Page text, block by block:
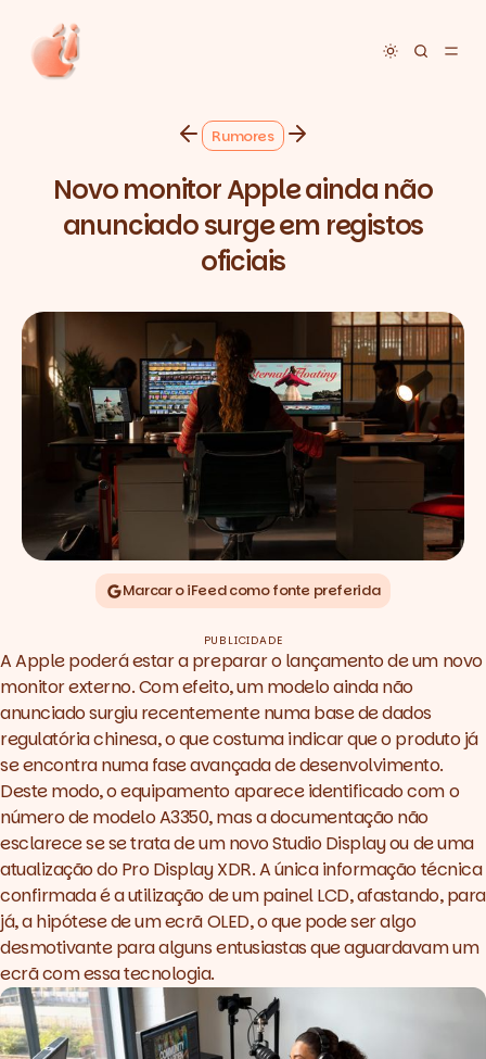
Toggle
Rumores
Novo monitor Apple ainda não
anunciado surge em registos
oficiais
Marcar o iFeed como fonte preferida
PUBLICIDADE
A Apple poderá estar a preparar o lançamento de um novo
monitor externo. Com efeito, um modelo ainda não
anunciado surgiu recentemente numa base de dados
regulatória chinesa, o que costuma indicar que o produto já
se encontra numa fase avançada de desenvolvimento.
Deste modo, o equipamento aparece identificado com o
número de modelo A3350, mas a documentação não
esclarece se se trata de um novo Studio Display ou de uma
atualização do Pro Display XDR. A única informação técnica
confirmada é a utilização de um painel LCD, afastando, para
já, a hipótese de um ecrã OLED, o que pode ser algo
desmotivante para alguns entusiastas que aguardavam um
ecrã com essa tecnologia.